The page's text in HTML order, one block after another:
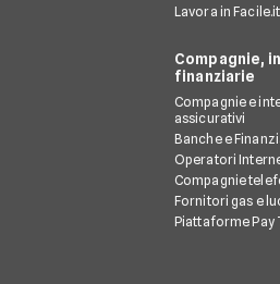
Lavora in Facile.it
Compagnie,
finanziarie
Compagnie e
assicurativi
Banche e
Operatori
Compagnie
Fornitori gas e
Piattaforme Pay